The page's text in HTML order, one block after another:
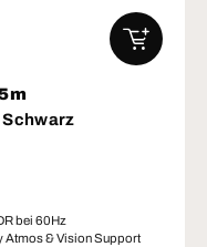
bei 60Hz
Atmos & Vision Support
IN DEN